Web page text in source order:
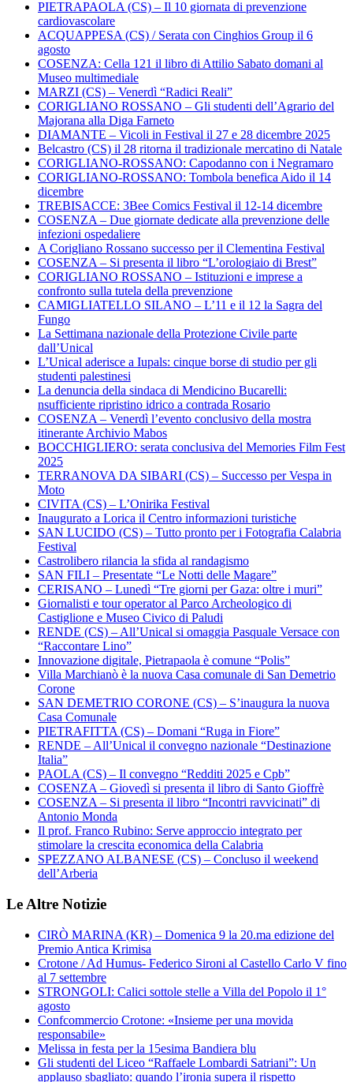
PIETRAPAOLA (CS) – Il 10 giornata di prevenzione
cardiovascolare
ACQUAPPESA (CS) / Serata con Cinghios Group il 6
agosto
COSENZA: Cella 121 il libro di Attilio Sabato domani al
Museo multimediale
MARZI (CS) – Venerdì “Radici Reali”
CORIGLIANO ROSSANO – Gli studenti dell’Agrario del
Majorana alla Diga Farneto
DIAMANTE – Vicoli in Festival il 27 e 28 dicembre 2025
Belcastro (CS) il 28 ritorna il tradizionale mercatino di Natale
CORIGLIANO-ROSSANO: Capodanno con i Negramaro
CORIGLIANO-ROSSANO: Tombola benefica Aido il 14
dicembre
TREBISACCE: 3Bee Comics Festival il 12-14 dicembre
COSENZA – Due giornate dedicate alla prevenzione delle
infezioni ospedaliere
A Corigliano Rossano successo per il Clementina Festival
COSENZA – Si presenta il libro “L’orologiaio di Brest”
CORIGLIANO ROSSANO – Istituzioni e imprese a
confronto sulla tutela della prevenzione
CAMIGLIATELLO SILANO – L’11 e il 12 la Sagra del
Fungo
La Settimana nazionale della Protezione Civile parte
dall’Unical
L’Unical aderisce a Iupals: cinque borse di studio per gli
studenti palestinesi
La denuncia della sindaca di Mendicino Bucarelli:
nsufficiente ripristino idrico a contrada Rosario
COSENZA – Venerdì l’evento conclusivo della mostra
itinerante Archivio Mabos
BOCCHIGLIERO: serata conclusiva del Memories Film Fest
2025
TERRANOVA DA SIBARI (CS) – Successo per Vespa in
Moto
CIVITA (CS) – L’Onirika Festival
Inaugurato a Lorica il Centro informazioni turistiche
SAN LUCIDO (CS) – Tutto pronto per i Fotografia Calabria
Festival
Castrolibero rilancia la sfida al randagismo
SAN FILI – Presentate “Le Notti delle Magare”
CERISANO – Lunedì “Tre giorni per Gaza: oltre i muri”
Giornalisti e tour operator al Parco Archeologico di
Castiglione e Museo Civico di Paludi
RENDE (CS) – All’Unical si omaggia Pasquale Versace con
“Raccontare Lino”
Innovazione digitale, Pietrapaola è comune “Polis”
Villa Marchianò è la nuova Casa comunale di San Demetrio
Corone
SAN DEMETRIO CORONE (CS) – S’inaugura la nuova
Casa Comunale
PIETRAFITTA (CS) – Domani “Ruga in Fiore”
RENDE – All’Unical il convegno nazionale “Destinazione
Italia”
PAOLA (CS) – Il convegno “Redditi 2025 e Cpb”
COSENZA – Giovedì si presenta il libro di Santo Gioffrè
COSENZA – Si presenta il libro “Incontri ravvicinati” di
Antonio Monda
Il prof. Franco Rubino: Serve approccio integrato per
stimolare la crescita economica della Calabria
SPEZZANO ALBANESE (CS) – Concluso il weekend
dell’Arberia
Le Altre Notizie
CIRÒ MARINA (KR) – Domenica 9 la 20.ma edizione del
Premio Antica Krimisa
Crotone / Ad Humus- Federico Sironi al Castello Carlo V fino
al 7 settembre
STRONGOLI: Calici sottole stelle a Villa del Popolo il 1°
agosto
Confcommercio Crotone: «Insieme per una movida
responsabile»
Melissa in festa per la 15esima Bandiera blu
Gli studenti del Liceo “Raffaele Lombardi Satriani”: Un
applauso sbagliato: quando l’ironia supera il rispetto